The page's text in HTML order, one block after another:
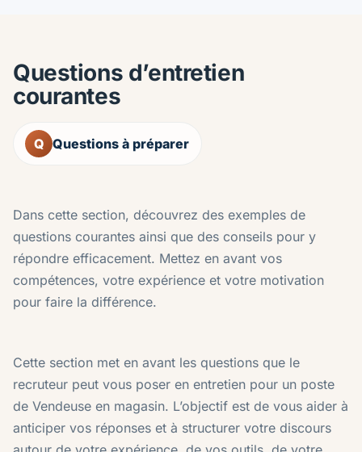
Questions d’entretien
courantes
Q Questions à préparer
Dans cette section, découvrez des exemples de
questions courantes ainsi que des conseils pour y
répondre efficacement. Mettez en avant vos
compétences, votre expérience et votre motivation
pour faire la différence.
Cette section met en avant les questions que le
recruteur peut vous poser en entretien pour un poste
de Vendeuse en magasin. L’objectif est de vous aider à
anticiper vos réponses et à structurer votre discours